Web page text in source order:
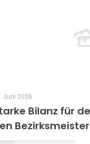
Juni 2026
Bilanz für